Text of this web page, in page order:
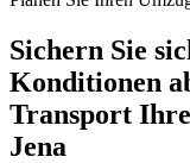
Sichern Sie
Konditionen
Transport
Jena